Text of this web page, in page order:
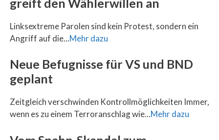
Linksextreme Parolen sind kein Protest, sondern ein
Angriff auf die...Mehr dazu
Neue Befugnisse für VS und BND
geplant
Zeitgleich verschwinden Kontrollmöglichkeiten Immer,
wenn es zu einem Terroranschlag wie...Mehr dazu